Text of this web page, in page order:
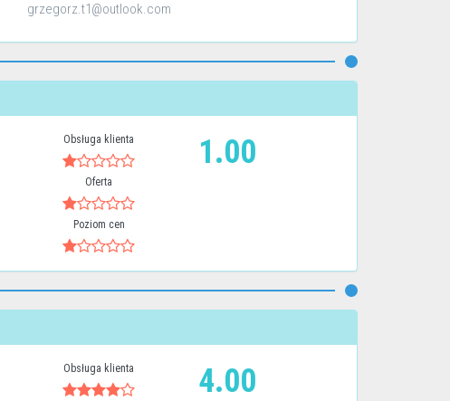
grzegorz.t1@outlook.com
Obsługa klienta
Oferta
Poziom cen
1.00
Obsługa klienta 4.00